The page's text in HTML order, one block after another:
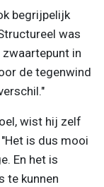
begrijpelijk
was
in
de tegenwind
wist hij zelf
is dus mooi
En het is
te kunnen